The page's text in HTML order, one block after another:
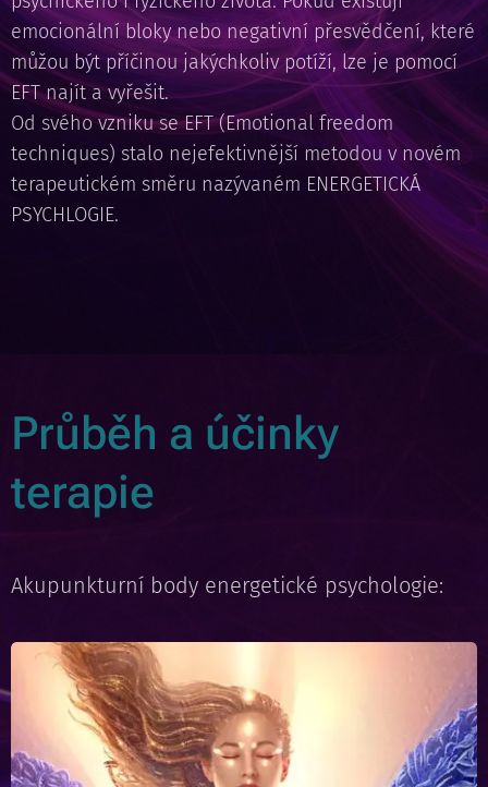
emocionální bloky nebo negativní přesvědčení, které
můžou být příčinou jakýchkoliv potíží, lze je pomocí
EFT najít a vyřešit.
Od svého vzniku se EFT (Emotional freedom
techniques) stalo nejefektivnější metodou v novém
terapeutickém směru nazývaném ENERGETICKÁ
PSYCHLOGIE.
Průběh a účinky
terapie
Akupunkturní body energetické psychologie: